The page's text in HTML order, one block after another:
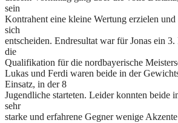
sein
Kontrahent eine kleine Wertung erzielen
sich
entscheiden. Endresultat war für Jonas ein
die
Qualifikation für die nordbayerische
Lukas und Ferdi waren beide in der
Einsatz, in der 8
Jugendliche starteten. Leider konnten beide
sehr
starke und erfahrene Gegner wenige